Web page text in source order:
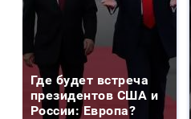
Где будет встреча
президентов США и
России: Европа?